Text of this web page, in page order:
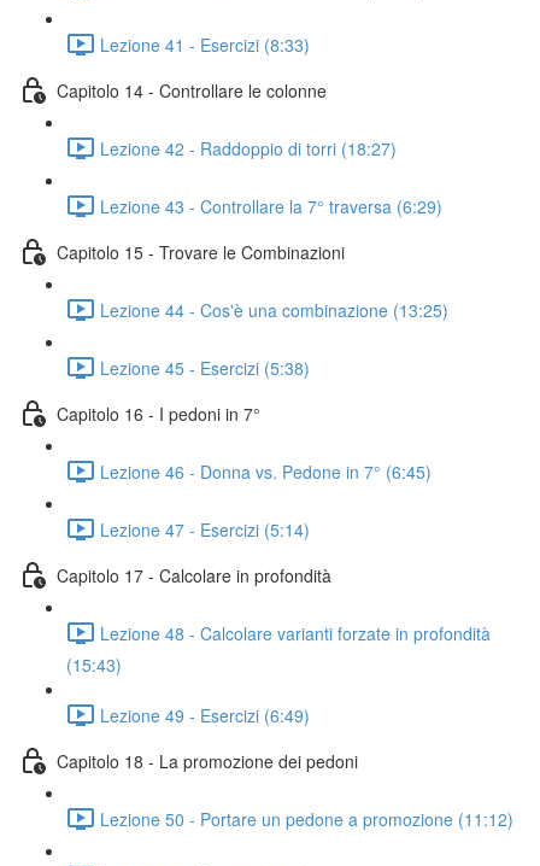
Lezione 41 - Esercizi (8:33)
Capitolo 14 - Controllare le colonne
Lezione 42 - Raddoppio di torri (18:27)
Lezione 43 - Controllare la 7° traversa (6:29)
Capitolo 15 - Trovare le Combinazioni
Lezione 44 - Cos'è una combinazione (13:25)
Lezione 45 - Esercizi (5:38)
Capitolo 16 - I pedoni in 7°
Lezione 46 - Donna vs. Pedone in 7° (6:45)
Lezione 47 - Esercizi (5:14)
Capitolo 17 - Calcolare in profondità
Lezione 48 - Calcolare varianti forzate in profondità
(15:43)
Lezione 49 - Esercizi (6:49)
Capitolo 18 - La promozione dei pedoni
Lezione 50 - Portare un pedone a promozione (11:12)